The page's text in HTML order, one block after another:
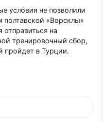
условия не позволили
полтавской «Ворсклы»
отправиться на
тренировочный сбор,
пройдет в Турции.